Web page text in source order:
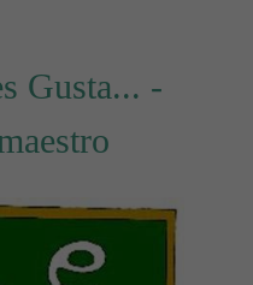
Gusta... -